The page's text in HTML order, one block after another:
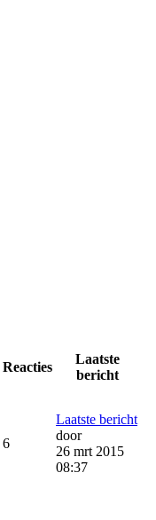
Reacties
Laatste
bericht
6
Laatste bericht
door
26 mrt 2015
08:37